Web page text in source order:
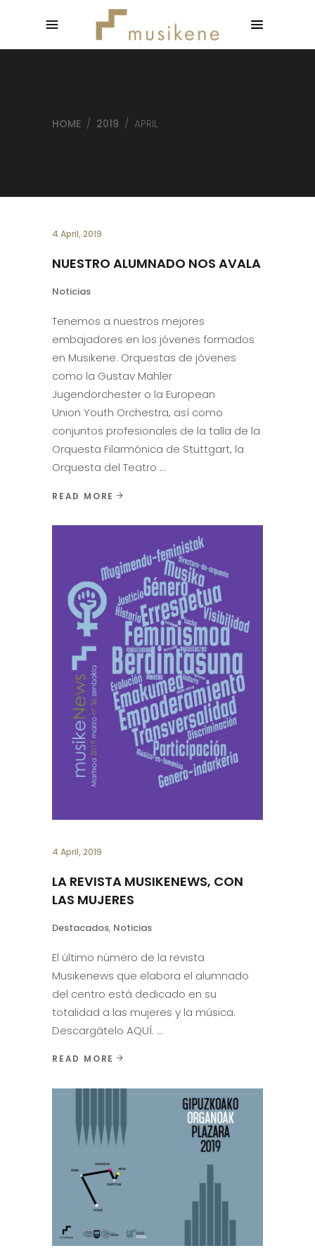
HOME / 2019 / APRIL
4 April, 2019
NUESTRO ALUMNADO NOS AVALA
Noticias
Tenemos a nuestros mejores
embajadores en los jóvenes formados
en Musikene. Orquestas de jóvenes
como la Gustav Mahler
Jugendorchester o la European
Union Youth Orchestra, así como
conjuntos profesionales de la talla de la
Orquesta Filarmónica de Stuttgart, la
Orquesta del Teatro
READ MORE
4 April, 2019
LA REVISTA MUSIKENEWS, CON
LAS MUJERES
Destacados, Noticias
El último número de la revista
Musikenews que elabora el alumnado
del centro está dedicado en su
totalidad a las mujeres y la música.
Descargátelo AQUÍ.
READ MORE